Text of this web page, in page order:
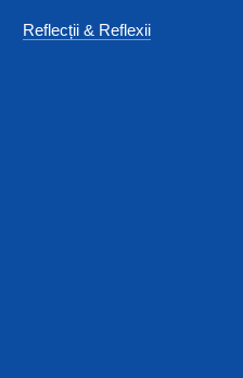
Reflecții & Reflexii